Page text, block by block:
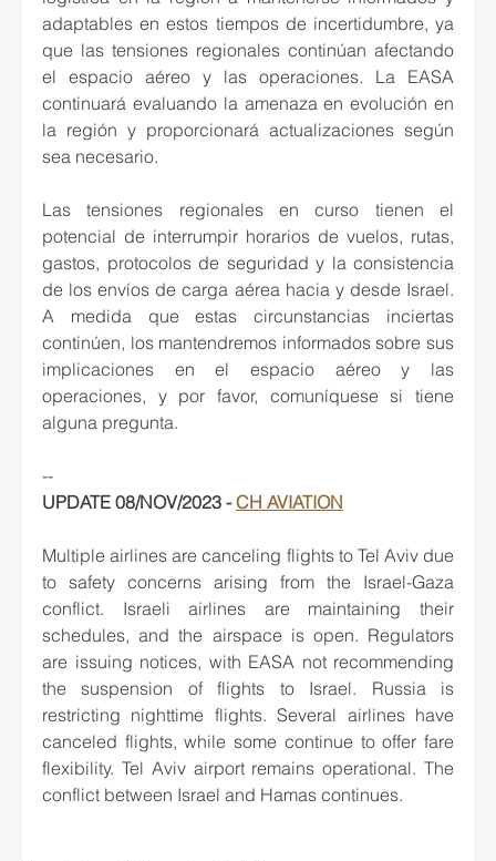
adaptables en estos tiempos de incertidumbre, ya
que las tensiones regionales continúan afectando
el espacio aéreo y las operaciones. La EASA
continuará evaluando la amenaza en evolución en
la región y proporcionará actualizaciones según
sea necesario.
Las tensiones regionales en curso tienen el
potencial de interrumpir horarios de vuelos, rutas,
gastos, protocolos de seguridad y la consistencia
de los envíos de carga aérea hacia y desde Israel.
A medida que estas circunstancias inciertas
continúen, los mantendremos informados sobre sus
implicaciones en el espacio aéreo y las
operaciones, y por favor, comuníquese si tiene
alguna pregunta.
--
UPDATE 08/NOV/2023 - CH AVIATION
Multiple airlines are canceling flights to Tel Aviv due
to safety concerns arising from the Israel-Gaza
conflict. Israeli airlines are maintaining their
schedules, and the airspace is open. Regulators
are issuing notices, with EASA not recommending
the suspension of flights to Israel. Russia is
restricting nighttime flights. Several airlines have
canceled flights, while some continue to offer fare
flexibility. Tel Aviv airport remains operational. The
conflict between Israel and Hamas continues.